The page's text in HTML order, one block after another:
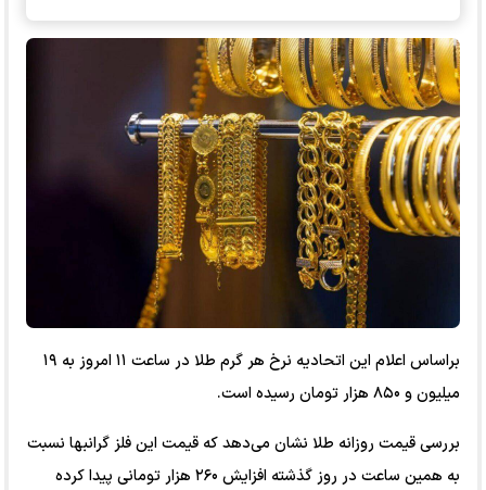
براساس اعلام این اتحادیه نرخ هر گرم طلا در ساعت ۱۱ امروز به ۱۹
میلیون و ۸۵۰ هزار تومان رسیده است.
بررسی قیمت روزانه طلا نشان می‌دهد که قیمت این فلز گرانبها نسبت
به همین ساعت در روز گذشته افزایش ۲۶۰ هزار تومانی پیدا کرده